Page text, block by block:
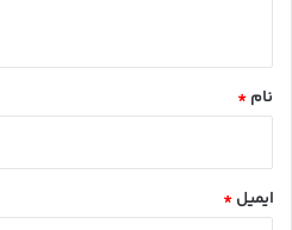
نام *
ایمیل *